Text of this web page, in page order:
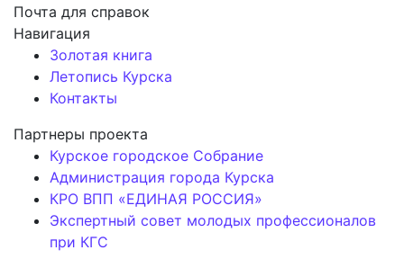
Почта для справок
Навигация
Золотая книга
Летопись Курска
Контакты
Партнеры проекта
Курское городское Собрание
Администрация города Курска
КРО ВПП «ЕДИНАЯ РОССИЯ»
Экспертный совет молодых профессионалов
при КГС